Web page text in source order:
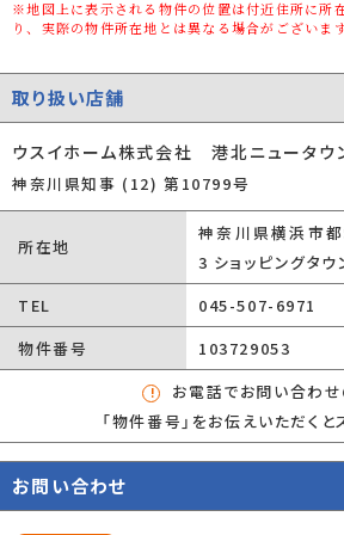
用途地域
-
種別/構造
築年数
予定
区画数
向き
南東
現況
未着工
-
取引態様
一般媒介
引渡時期
※地図上に表示される物件の位置は付近住所に所
り、実際の物件所在地とは異なる場合がございます
取り扱い店舗
ウスイホーム株式会社 港北ニュータウ
神奈川県知事 (12) 第10799号
所在地
神奈川県横浜市
3 ショッピングタ
TEL
045-507-6971
物件番号
103729053
お電話でお問い合わ
「物件番号」をお伝えいただくと
お問い合わせ